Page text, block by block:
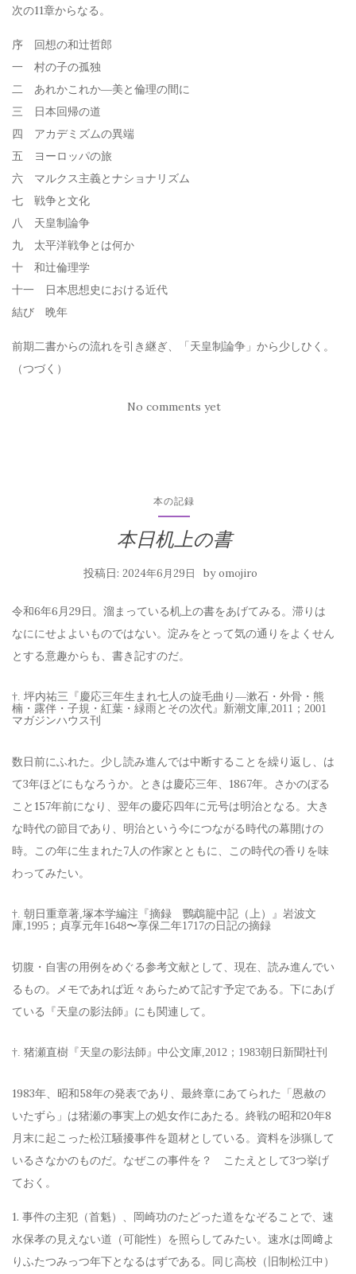
次の11章からなる。
序 回想の和辻哲郎
一 村の子の孤独
二 あれかこれか―美と倫理の間に
三 日本回帰の道
四 アカデミズムの異端
五 ヨーロッパの旅
六 マルクス主義とナショナリズム
七 戦争と文化
八 天皇制論争
九 太平洋戦争とは何か
十 和辻倫理学
十一 日本思想史における近代
結び 晩年
前期二書からの流れを引き継ぎ、「天皇制論争」から少しひく。
（つづく）
No comments yet
本の記録
本日机上の書
投稿日: 2024年6月29日 byomojiro
令和6年6月29日。溜まっている机上の書をあげてみる。滞りは
なににせよよいものではない。淀みをとって気の通りをよくせん
とする意趣からも、書き記すのだ。
†. 坪内祐三『慶応三年生まれ七人の旋毛曲り―漱石・外骨・熊
楠・露伴・子規・紅葉・緑雨とその次代』新潮文庫,2011；2001
マガジンハウス刊
数日前にふれた。少し読み進んでは中断することを繰り返し、は
て3年ほどにもなろうか。ときは慶応三年、1867年。さかのぼる
こと157年前になり、翌年の慶応四年に元号は明治となる。大き
な時代の節目であり、明治という今につながる時代の幕開けの
時。この年に生まれた7人の作家とともに、この時代の香りを味
わってみたい。
†. 朝日重章著,塚本学編注『摘録 鸚鵡籠中記（上）』岩波文
庫,1995；貞享元年1648〜享保二年1717の日記の摘録
切腹・自害の用例をめぐる参考文献として、現在、読み進んでい
るもの。メモであれば近々あらためて記す予定である。下にあげ
ている『天皇の影法師』にも関連して。
†. 猪瀬直樹『天皇の影法師』中公文庫,2012；1983朝日新聞社刊
1983年、昭和58年の発表であり、最終章にあてられた「恩赦の
いたずら」は猪瀬の事実上の処女作にあたる。終戦の昭和20年8
月末に起こった松江騒擾事件を題材としている。資料を渉猟して
いるさなかのものだ。なぜこの事件を？ こたえとして3つ挙げ
ておく。
1. 事件の主犯（首魁）、岡崎功のたどった道をなぞることで、速
水保孝の見えない道（可能性）を照らしてみたい。速水は岡﨑よ
りふたつみっつ年下となるはずである。同じ高校（旧制松江中）